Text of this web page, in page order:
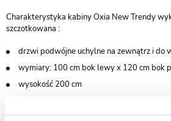
Charakterystyka kabiny Oxia New Trendy
szczotkowana :
drzwi podwójne uchylne na zewnątrz i do
wymiary: 100 cm bok lewy x 120 cm bok
wysokość 200 cm
posadzce